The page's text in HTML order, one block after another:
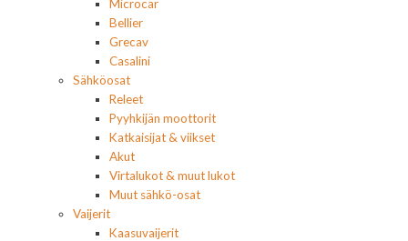
Microcar
Bellier
Grecav
Casalini
Sähköosat
Releet
Pyyhkijän moottorit
Katkaisijat & viikset
Akut
Virtalukot & muut lukot
Muut sähkö-osat
Vaijerit
Kaasuvaijerit